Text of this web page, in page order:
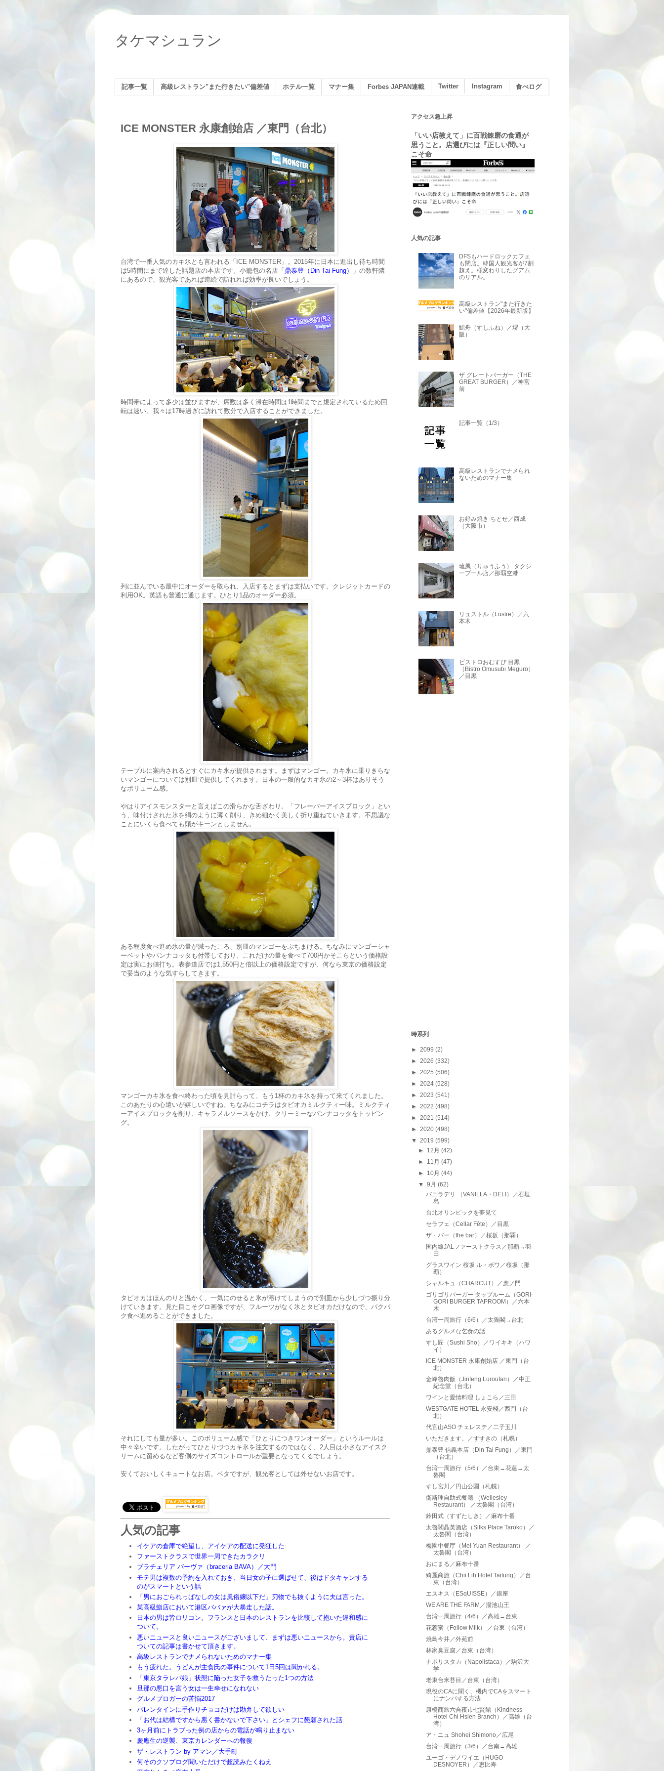
タケマシュラン
記事一覧 高級レストラン"また行きたい"偏差値 ホテル一覧 マナー集 Forbes JAPAN連載 Twitter Instagram 食べログ
ICE MONSTER 永康創始店 ／東門（台北）
台湾で一番人気のカキ氷とも言われる「ICE MONSTER」。2015年に日本に進出し待ち時間
は5時間にまで達した話題店の本店です。小籠包の名店「 鼎泰豊（Din Tai Fung）
」の数軒隣
にあるので、観光客であれば連続で訪れれば効率が良いでしょう。
時間帯によって多少は並びますが、席数は多く滞在時間は1時間までと規定されているため回
転は速い。我々は17時過ぎに訪れて数分で入店することができました。
列に並んでいる最中にオーダーを取られ、入店するとまずは支払いです。クレジットカードの
利用OK。英語も普通に通じます。ひとり1品のオーダー必須。
テーブルに案内されるとすぐにカキ氷が提供されます。まずはマンゴー。カキ氷に乗りきらな
いマンゴーについては別皿で提供してくれます。日本の一般的なカキ氷の2～3杯はありそう
なボリューム感。
やはりアイスモンスターと言えばこの滑らかな舌ざわり。「フレーバーアイスブロック」とい
う、味付けされた氷を絹のように薄く削り、きめ細かく美しく折り重ねていきます。不思議な
ことにいくら食べても頭がキーンとしません。
ある程度食べ進め氷の量が減ったころ、別皿のマンゴーをぶちまける。ちなみにマンゴーシャ
ーベットやパンナコッタも付帯しており、これだけの量を食べて700円かそこらという価格設
定は実にお値打ち。表参道店では1,550円と倍以上の価格設定ですが、何なら東京の価格設定
で妥当のような気すらしてきます。
マンゴーカキ氷を食べ終わった頃を見計らって、もう1杯のカキ氷を持って来てくれました。
このあたりの心遣いが嬉しいですね。ちなみにコチラはタピオカミルクティー味。ミルクティ
ーアイスブロックを削り、キャラメルソースをかけ、クリーミーなパンナコッタをトッピン
グ。
タピオカはほんのりと温かく、一気にのせると氷が溶けてしまうので別皿から少しづつ振り分
けていきます。見た目こそグロ画像ですが、フルーツがなく氷とタピオカだけなので、パクパ
ク食べ進めることができました。
それにしても量が多い。このボリューム感で「ひとりにつきワンオーダー」というルールは
中々辛いです。したがってひとりづつカキ氷を注文するのではなく、2人目は小さなアイスク
リームに留めるなど客側のサイズコントロールが重要となってくるでしょう。
安くておいしくキュートなお店。ベタですが、観光客としては外せないお店です。
人気の記事
イケアの倉庫で絶望し、アイケアの配送に発狂した
ファーストクラスで世界一周できたカラクリ
ブラチェリア バーヴァ（braceria BAVA）／大門
モテ男は複数の予約を入れておき、当日女の子に選ばせて、後はドタキャンする
のがスマートという話
「男におごられっぱなしの女は風俗嬢以下だ」刃物でも抜くように夫は言った。
某高級鮨店において港区ババァが大暴走した話。
日本の男は皆ロリコン。フランスと日本のレストランを比較して抱いた違和感に
ついて。
悪いニュースと良いニュースがございまして、まずは悪いニュースから。貴店に
ついての記事は書かせて頂きます。
高級レストランでナメられないためのマナー集
もう疲れた。うどんが主食氏の事件について1日5回は聞かれる。
「東京タラレバ娘」状態に陥った女子を救うたった1つの方法
旦那の悪口を言う女は一生幸せになれない
グルメブロガーの苦悩2017
バレンタインに手作りチョコだけは勘弁して欲しい
「お代は結構ですから悪く書かないで下さい」とシェフに懇願された話
3ヶ月前にトラブった例の店からの電話が鳴り止まない
慶應生の逆襲、東京カレンダーへの報復
ザ・レストラン by アマン／大手町
何そのクソブログ聞いただけで超読みたくねえ
アクセス急上昇
「いい店教えて」に百戦錬磨の食通が
思うこと。店選びには『正しい問い』
こそ命
人気の記事
DFSもハードロックカフェ
も閉店。韓国人観光客が7割
超え。様変わりしたグアム
のリアル。
高級レストラン"また行きた
い"偏差値【2026年最新版】
鮨舟（すしふね）／堺（大
阪）
ザ グレートバーガー（THE
GREAT BURGER）／神宮
前
記事一覧（1/3）
高級レストランでナメられ
ないためのマナー集
お好み焼き ちとせ／西成
（大阪市）
琉風（りゅうふう） タクシ
ープール店／那覇空港
リュストル（Lustre）／六
本木
ビストロおむすび 目黒
（Bistro Omusubi Meguro）
／目黒
時系列
► 2099 (2)
► 2026 (332)
► 2025 (506)
► 2024 (528)
► 2023 (541)
► 2022 (498)
► 2021 (514)
► 2020 (498)
▼ 2019 (599)
► 12月(42)
► 11月(47)
► 10月(44)
▼9月(62)
バニラデリ （VANILLA・DELI）／石垣
島
台北オリンピックを夢見て
セラフェ（Cellar Fête）／目黒
ザ・バー（the bar）／桜坂（那覇）
国内線JALファーストクラス／那覇→羽
田
グラスワイン 桜坂 ル・ボワ／桜坂（那
覇）
シャルキュ（CHARCUT）／虎ノ門
ゴリゴリバーガー タップルーム（GORI-
GORI BURGER TAPROOM）／六本
木
台湾一周旅行（6/6）／太魯閣→台北
あるグルメな乞食の話
すし匠（Sushi Sho）／ワイキキ（ハワ
イ）
ICE MONSTER 永康創始店 ／東門（台
北）
金峰魯肉飯（Jinfeng Luroufan）／中正
紀念堂（台北）
ワインと愛情料理 しょこら／三田
WESTGATE HOTEL 永安棧／西門（台
北）
代官山ASO チェレステ／二子玉川
いただきます。／すすきの（札幌）
鼎泰豊 信義本店（Din Tai Fung）／東門
（台北）
台湾一周旅行（5/6）／台東→花蓮→太
魯閣
すし宮川／円山公園（札幌）
衛斯理自助式餐廳 （Wellesley
Restaurant） ／太魯閣（台湾）
鈴田式（すずたしき）／麻布十番
太魯閣晶英酒店（Silks Place Taroko）／
太魯閣（台湾）
梅園中餐庁（Mei Yuan Restaurant） ／
太魯閣（台湾）
おにまる／麻布十番
綺麗商旅（Chii Lih Hotel Taitung）／台
東（台湾）
エスキス（ESqUISSE）／銀座
WE ARE THE FARM／溜池山王
台湾一周旅行（4/6）／高雄→台東
花惹蜜（Follow Milk） ／台東（台湾）
焼鳥今井／外苑前
林家臭豆腐／台東（台湾）
ナポリスタカ（Napolistaca）／駒沢大
学
老東台米苔目／台東（台湾）
現役のCAに聞く、機内でCAをスマート
にナンパする方法
康橋商旅六合夜市七賢館（Kindness
Hotel Chi Hsien Branch）／高雄（台
湾）
ア・ニュ Shohei Shimono／広尾
台湾一周旅行（3/6）／台南→高雄
ユーゴ・デノワイエ（HUGO
DESNOYER）／恵比寿